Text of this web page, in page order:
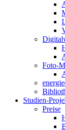
Foto-
Studien-
Preise